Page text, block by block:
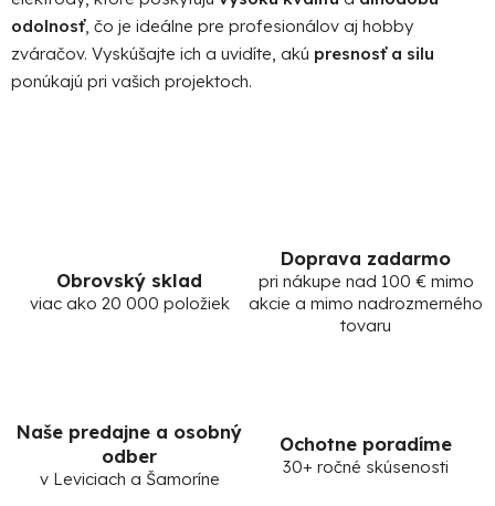
odolnosť, čo je ideálne pre profesionálov aj hobby
zváračov. Vyskúšajte ich a uvidíte, akú presnosť a silu
ponúkajú pri vašich projektoch.
Obrovský sklad
viac ako 20 000 položiek
Doprava zadarmo
pri nákupe nad 100 € mimo
akcie a mimo nadrozmerného
tovaru
Naše predajne a osobný
odber
v Leviciach a Šamoríne
Ochotne poradíme
30+ ročné skúsenosti